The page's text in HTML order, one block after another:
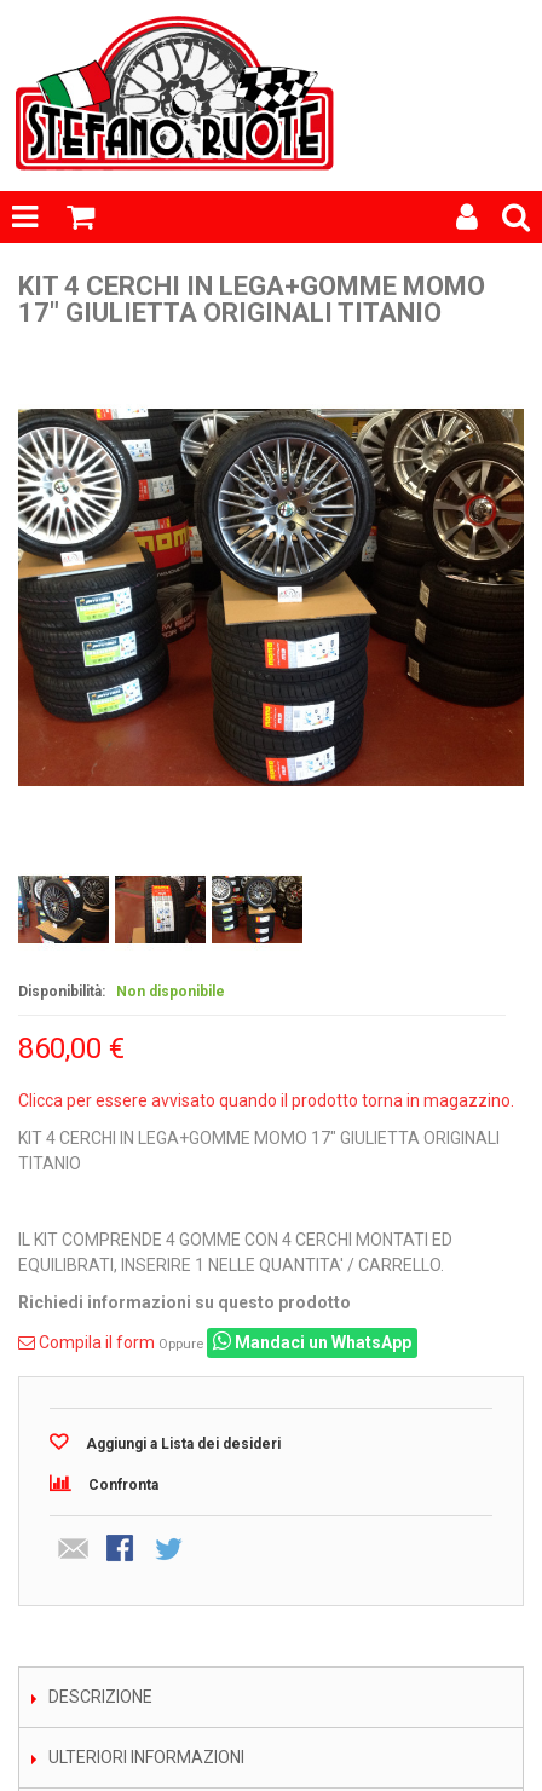
KIT 4 CERCHI IN LEGA+GOMME MOMO
17" GIULIETTA ORIGINALI TITANIO
Disponibilità: Non disponibile
860,00 €
Clicca per essere avvisato quando il prodotto torna in magazzino.
KIT 4 CERCHI IN LEGA+GOMME MOMO 17" GIULIETTA ORIGINALI
TITANIO
IL KIT COMPRENDE 4 GOMME CON 4 CERCHI MONTATI ED
EQUILIBRATI, INSERIRE 1 NELLE QUANTITA' / CARRELLO.
Richiedi informazioni su questo prodotto
Compila il form Oppure Mandaci un WhatsApp
Aggiungi a Lista dei desideri
Confronta
DESCRIZIONE
ULTERIORI INFORMAZIONI